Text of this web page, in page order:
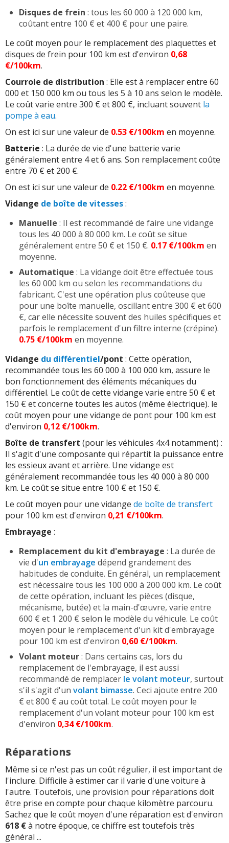
Disques de frein : tous les 60 000 à 120 000 km,
coûtant entre 100 € et 400 € pour une paire.
Le coût moyen pour le remplacement des plaquettes et
disques de frein pour 100 km est d'environ 0,68
€/100km.
Courroie de distribution : Elle est à remplacer entre 60
000 et 150 000 km ou tous les 5 à 10 ans selon le modèle.
Le coût varie entre 300 € et 800 €, incluant souvent la
pompe à eau.
On est ici sur une valeur de 0.53 €/100km en moyenne.
Batterie : La durée de vie d'une batterie varie
généralement entre 4 et 6 ans. Son remplacement coûte
entre 70 € et 200 €.
On est ici sur une valeur de 0.22 €/100km en moyenne.
Vidange de boîte de vitesses:
Manuelle : Il est recommandé de faire une vidange
tous les 40 000 à 80 000 km. Le coût se situe
généralement entre 50 € et 150 €. 0.17 €/100km en
moyenne.
Automatique : La vidange doit être effectuée tous
les 60 000 km ou selon les recommandations du
fabricant. C'est une opération plus coûteuse que
pour une boîte manuelle, oscillant entre 300 € et 600
€, car elle nécessite souvent des huiles spécifiques et
parfois le remplacement d'un filtre interne (crépine).
0.75 €/100km en moyenne.
Vidange du différentiel/pont : Cette opération,
recommandée tous les 60 000 à 100 000 km, assure le
bon fonctionnement des éléments mécaniques du
différentiel. Le coût de cette vidange varie entre 50 € et
150 € et concerne toutes les autos (même électrique). le
coût moyen pour une vidange de pont pour 100 km est
d'environ 0,12 €/100km.
Boîte de transfert (pour les véhicules 4x4 notamment) :
Il s'agit d'une composante qui répartit la puissance entre
les essieux avant et arrière. Une vidange est
généralement recommandée tous les 40 000 à 80 000
km. Le coût se situe entre 100 € et 150 €.
Le coût moyen pour une vidange de boîte de transfert
pour 100 km est d'environ 0,21 €/100km.
Embrayage :
Remplacement du kit d'embrayage : La durée de
vie d'un embrayage dépend grandement des
habitudes de conduite. En général, un remplacement
est nécessaire tous les 100 000 à 200 000 km. Le coût
de cette opération, incluant les pièces (disque,
mécanisme, butée) et la main-d'œuvre, varie entre
600 € et 1 200 € selon le modèle du véhicule. Le coût
moyen pour le remplacement d'un kit d'embrayage
pour 100 km est d'environ 0,60 €/100km.
Volant moteur: Dans certains cas, lors du
remplacement de l'embrayage, il est aussi
recommandé de remplacer le volant moteur, surtout
s'il s'agit d'un volant bimasse. Ceci ajoute entre 200
€ et 800 € au coût total. Le coût moyen pour le
remplacement d'un volant moteur pour 100 km est
d'environ 0,34 €/100km.
Réparations
Même si ce n'est pas un coût régulier, il est important de
l'inclure. Difficile à estimer car il varie d'une voiture à
l'autre. Toutefois, une provision pour réparations doit
être prise en compte pour chaque kilomètre parcouru.
Sachez que le coût moyen d'une réparation est d'environ
618 €à notre époque, ce chiffre est toutefois très
général ...